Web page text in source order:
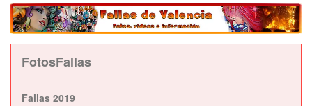
FotosFallas
Fallas 2019